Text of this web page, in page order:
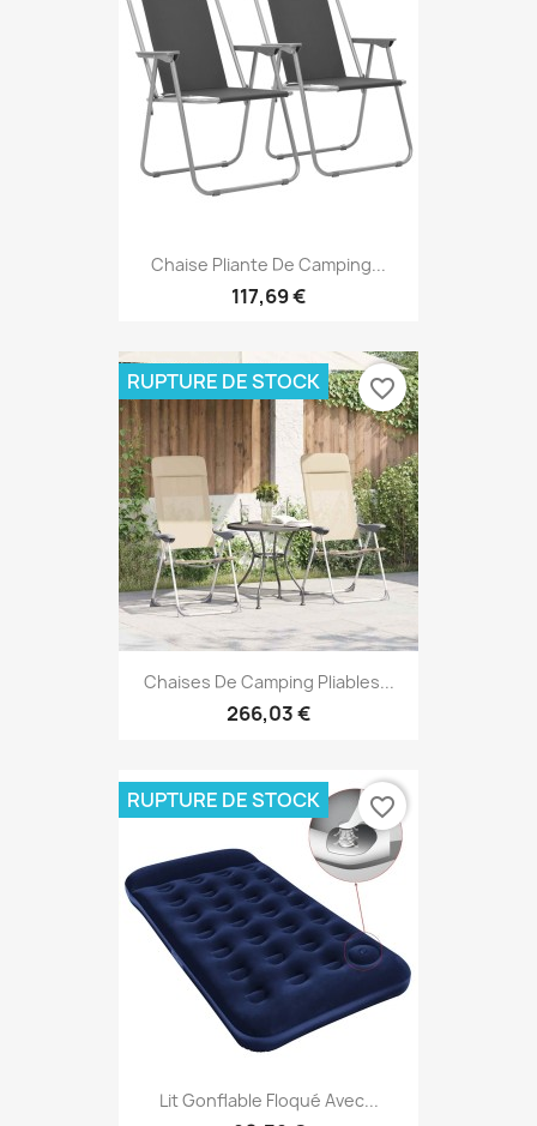
Chaise Pliante De Camping...
117,69 €
Chaises De Camping Pliables...
266,03 €
RUPTURE DE STOCK favorite_border
Lit Gonflable Floqué Avec...
RUPTURE DE STOCK favorite_border